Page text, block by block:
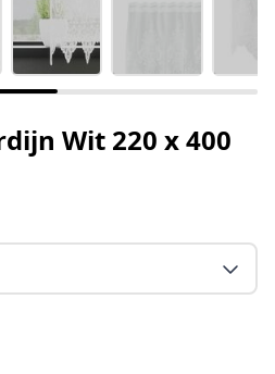
Wit 220 x 400